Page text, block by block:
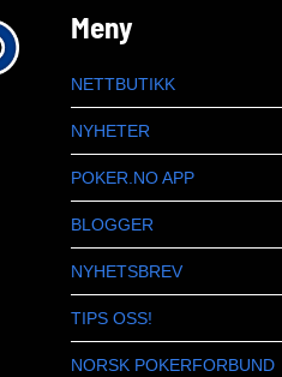
Meny
NETTBUTIKK
NYHETER
POKER.NO APP
BLOGGER
NYHETSBREV
TIPS OSS!
NORSK POKERFORBUND